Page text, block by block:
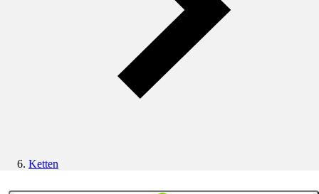
Ketten